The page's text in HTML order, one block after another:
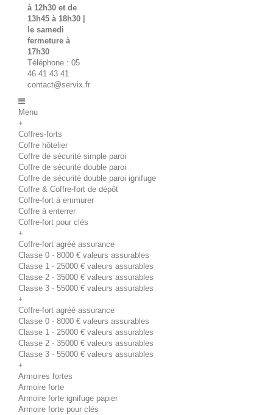
à 12h30 et de
13h45 à 18h30 |
le samedi
fermeture à
17h30
Téléphone : 05
46 41 43 41
contact@servix.fr
Menu
+
Coffres-forts
Coffre hôtelier
Coffre de sécurité simple paroi
Coffre de sécurité double paroi
Coffre de sécurité double paroi ignifuge
Coffre & Coffre-fort de dépôt
Coffre-fort à emmurer
Coffre à enterrer
Coffre-fort pour clés
+
Coffre-fort agréé assurance
Classe 0 - 8000 € valeurs assurables
Classe 1 - 25000 € valeurs assurables
Classe 2 - 35000 € valeurs assurables
Classe 3 - 55000 € valeurs assurables
+
Coffre-fort agréé assurance
Classe 0 - 8000 € valeurs assurables
Classe 1 - 25000 € valeurs assurables
Classe 2 - 35000 € valeurs assurables
Classe 3 - 55000 € valeurs assurables
+
Armoires fortes
Armoire forte
Armoire forte ignifuge papier
Armoire forte pour clés